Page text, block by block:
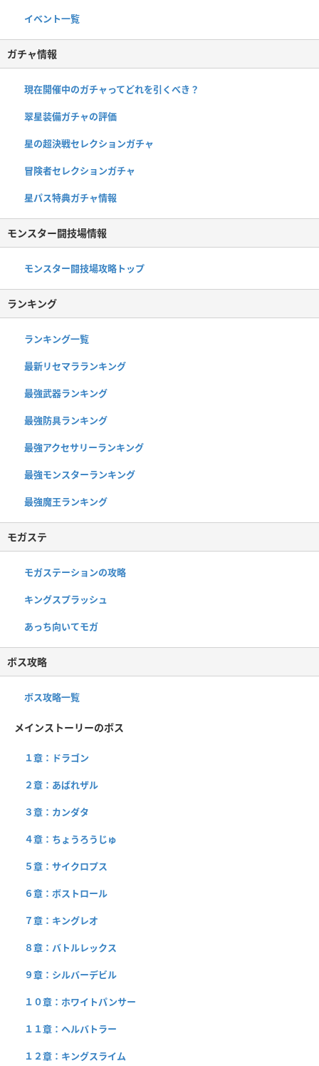
イベント一覧
ガチャ情報
現在開催中のガチャってどれを引くべき？
翠星装備ガチャの評価
星の超決戦セレクションガチャ
冒険者セレクションガチャ
星パス特典ガチャ情報
モンスター闘技場情報
モンスター闘技場攻略トップ
ランキング
ランキング一覧
最新リセマラランキング
最強武器ランキング
最強防具ランキング
最強アクセサリーランキング
最強モンスターランキング
最強魔王ランキング
モガステ
モガステーションの攻略
キングスプラッシュ
あっち向いてモガ
ボス攻略
ボス攻略一覧
メインストーリーのボス
１章：ドラゴン
２章：あばれザル
３章：カンダタ
４章：ちょうろうじゅ
５章：サイクロプス
６章：ボストロール
７章：キングレオ
８章：バトルレックス
９章：シルバーデビル
１０章：ホワイトパンサー
１１章：ヘルバトラー
１２章：キングスライム